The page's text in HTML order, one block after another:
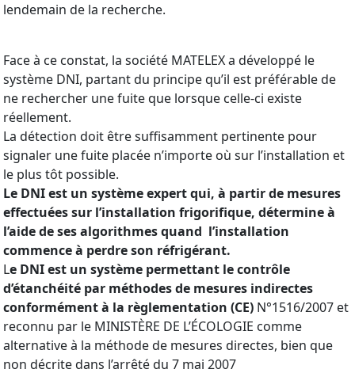
lendemain de la recherche.
Face à ce constat, la société MATELEX a développé le
système DNI, partant du principe qu’il est préférable de
ne rechercher une fuite que lorsque celle-ci existe
réellement.
La détection doit être suffisamment pertinente pour
signaler une fuite placée n’importe où sur l’installation et
le plus tôt possible.
Le DNI est un système expert qui, à partir de mesures
effectuées sur l’installation frigorifique, détermine à
l’aide de ses algorithmes quand l’installation
commence à perdre son réfrigérant.
Le DNI est un système permettant le contrôle
d’étanchéité par méthodes de mesures indirectes
conformément à la règlementation (CE) N°1516/2007 et
reconnu par le MINISTÈRE DE L’ÉCOLOGIE comme
alternative à la méthode de mesures directes, bien que
non décrite dans l’arrêté du 7 mai 2007